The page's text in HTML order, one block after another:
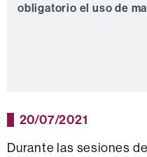
obligatorio el uso de
20/07/2021
Durante las sesiones